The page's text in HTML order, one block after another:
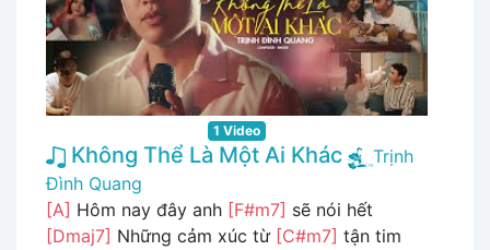
1 Video
Không Thể Là Một Ai Khác
Trịnh
Đình Quang
[A] Hôm nay đây anh [F#m7] sẽ nói hết
[Dmaj7] Những cảm xúc từ [C#m7] tận tim